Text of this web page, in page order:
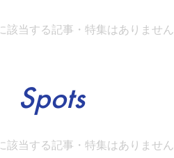
該当する記事・特集はありません
Spots
該当する記事・特集はありません